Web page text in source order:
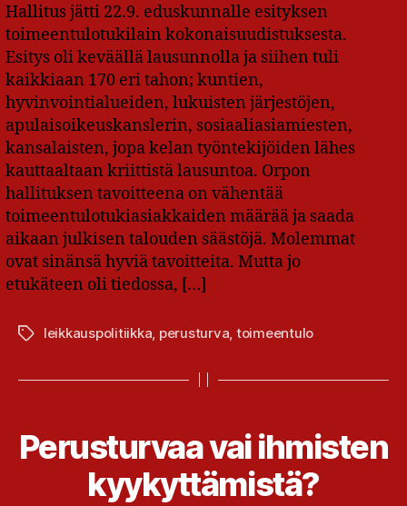
Hallitus jätti 22.9. eduskunnalle esityksen
toimeentulotukilain kokonaisuudistuksesta.
Esitys oli keväällä lausunnolla ja siihen tuli
kaikkiaan 170 eri tahon; kuntien,
hyvinvointialueiden, lukuisten järjestöjen,
apulaisoikeuskanslerin, sosiaaliasiamiesten,
kansalaisten, jopa kelan työntekijöiden lähes
kauttaaltaan kriittistä lausuntoa. Orpon
hallituksen tavoitteena on vähentää
toimeentulotukiasiakkaiden määrää ja saada
aikaan julkisen talouden säästöjä. Molemmat
ovat sinänsä hyviä tavoitteita. Mutta jo
etukäteen oli tiedossa, […]
Avainsanat
leikkauspolitiikka perusturva toimeentulo
Perusturvaa vai ihmisten
kyykyttämistä?